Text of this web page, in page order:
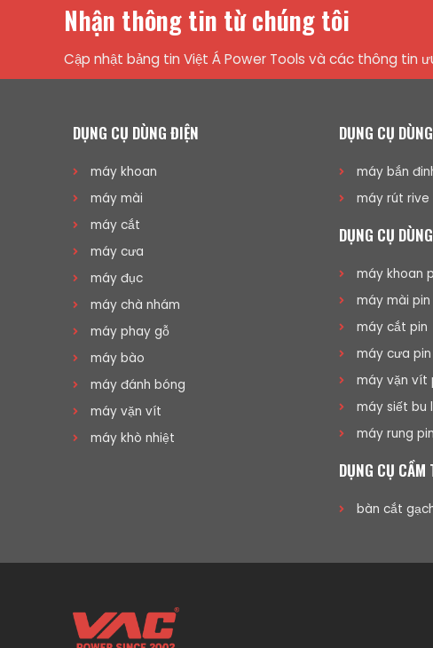
Nhận thông tin từ chúng tôi
Cập nhật bảng tin Việt Á Power Tools và các thông tin
DỤNG CỤ DÙNG ĐIỆN
máy khoan
máy mài
máy cắt
máy cưa
máy đục
máy chà nhám
máy phay gỗ
máy bào
máy đánh bóng
máy vặn vít
máy khò nhiệt
DỤNG CỤ
máy bắn
máy rút rive
DỤNG CỤ
máy khoan
máy mài pin
máy cắt pin
máy cưa pin
máy vặn vít
máy siết bu
máy rung pin
DỤNG CỤ CẦM
bàn cắt